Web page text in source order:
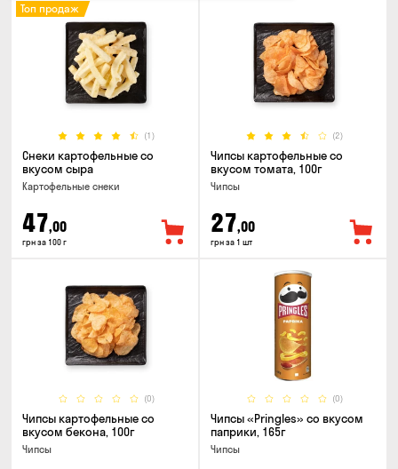
(1)
Топ продаж
Снеки картофельные со
вкусом сыра
Картофельные снеки
47,00
грн за 100 г
(2)
Чипсы картофельные со
вкусом томата, 100г
Чипсы
27,00
грн за 1 шт
(0)
Чипсы картофельные со
вкусом бекона, 100г
Чипсы
(0)
Чипсы «Pringles» со вкусом
паприки, 165г
Чипсы